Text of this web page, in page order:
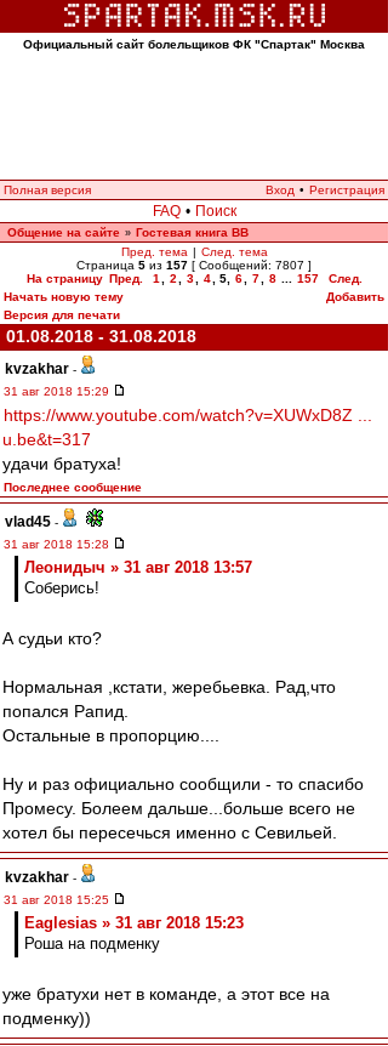
Официальный сайт болельщиков ФК "Спартак" Москва
Полная версия Вход • Регистрация
FAQ • Поиск
Общение на сайте » Гостевая книга ВВ
Пред. тема | След. тема
Страница 5 из 157 [ Сообщений: 7807 ]
На страницу Пред. 1 2 3 4 5, 6 7 8 157
След.
Начать новую тему
Добавить
Версия для печати
01.08.2018 - 31.08.2018
kvzakhar -
31 авг 2018 15:29
https://www.youtube.com/watch?v=XUWxD8Z ...
u.be&t=317
удачи братуха!
Последнее сообщение
vlad45 -
31 авг 2018 15:28
Леонидыч » 31 авг 2018 13:57
Соберись!
А судьи кто?
Нормальная ,кстати, жеребьевка. Рад,что
попался Рапид.
Остальные в пропорцию....
Ну и раз официально сообщили - то спасибо
Промесу. Болеем дальше...больше всего не
хотел бы пересечься именно с Севильей.
kvzakhar -
31 авг 2018 15:25
Eaglesias » 31 авг 2018 15:23
Роша на подменку
уже братухи нет в команде, а этот все на
подменку))